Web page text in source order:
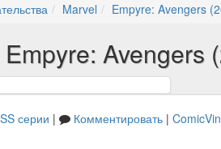
Marvel Empyre: Avengers
Empyre: Avengers
серии | Комментировать |